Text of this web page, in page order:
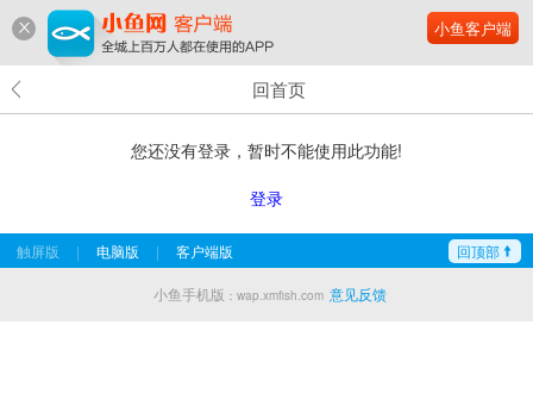
小鱼客户端
回首页
您还没有登录，暂时不能使用此功能!
登录
触屏版 | 电脑版 | 客户端版 回顶部
小鱼手机版 ：wap.xmfish.com 意见反馈